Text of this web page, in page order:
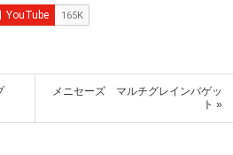
メニセーズ マルチグレインバゲッ
ト »